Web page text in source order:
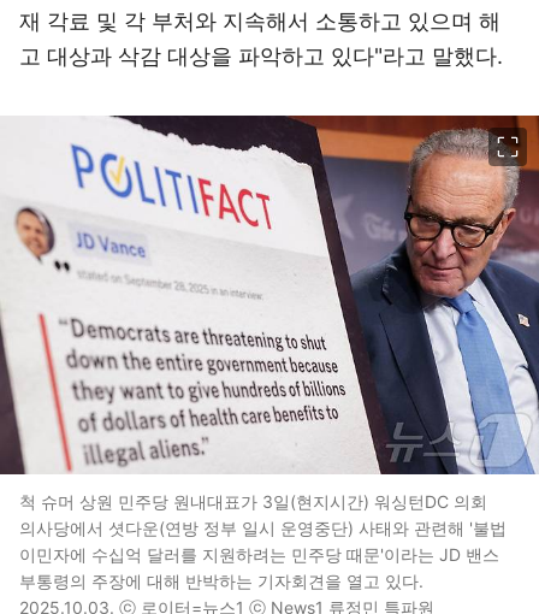
재 각료 및 각 부처와 지속해서 소통하고 있으며 해
고 대상과 삭감 대상을 파악하고 있다"라고 말했다.
척 슈머 상원 민주당 원내대표가 3일(현지시간) 워싱턴DC 의회
의사당에서 셧다운(연방 정부 일시 운영중단) 사태와 관련해 '불법
이민자에 수십억 달러를 지원하려는 민주당 때문'이라는 JD 밴스
부통령의 주장에 대해 반박하는 기자회견을 열고 있다.
2025.10.03. ⓒ 로이터=뉴스1 ⓒ News1 류정민 특파원